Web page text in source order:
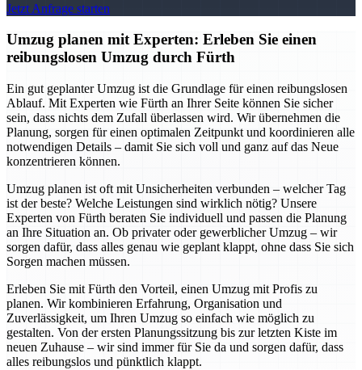
Jetzt Anfrage starten
Umzug planen mit Experten: Erleben Sie einen
reibungslosen Umzug durch Fürth
Ein gut geplanter Umzug ist die Grundlage für einen reibungslosen
Ablauf. Mit Experten wie Fürth an Ihrer Seite können Sie sicher
sein, dass nichts dem Zufall überlassen wird. Wir übernehmen die
Planung, sorgen für einen optimalen Zeitpunkt und koordinieren alle
notwendigen Details – damit Sie sich voll und ganz auf das Neue
konzentrieren können.
Umzug planen ist oft mit Unsicherheiten verbunden – welcher Tag
ist der beste? Welche Leistungen sind wirklich nötig? Unsere
Experten von Fürth beraten Sie individuell und passen die Planung
an Ihre Situation an. Ob privater oder gewerblicher Umzug – wir
sorgen dafür, dass alles genau wie geplant klappt, ohne dass Sie sich
Sorgen machen müssen.
Erleben Sie mit Fürth den Vorteil, einen Umzug mit Profis zu
planen. Wir kombinieren Erfahrung, Organisation und
Zuverlässigkeit, um Ihren Umzug so einfach wie möglich zu
gestalten. Von der ersten Planungssitzung bis zur letzten Kiste im
neuen Zuhause – wir sind immer für Sie da und sorgen dafür, dass
alles reibungslos und pünktlich klappt.